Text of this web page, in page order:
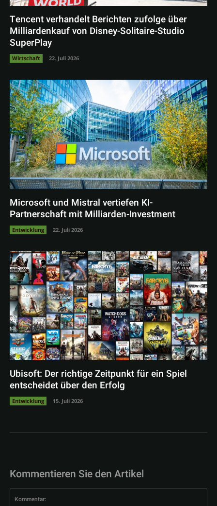
Tencent verhandelt Berichten zufolge über
Milliardenkauf von Disney-Solitaire-Studio
SuperPlay
Wirtschaft 22. Juli 2026
Microsoft und Mistral vertiefen KI-
Partnerschaft mit Milliarden-Investment
Entwicklung 22. Juli 2026
Ubisoft: Der richtige Zeitpunkt für ein Spiel
entscheidet über den Erfolg
Entwicklung 15. Juli 2026
Kommentieren Sie den Artikel